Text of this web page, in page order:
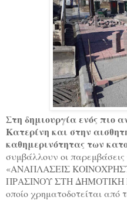
Στη δημιουργία ενός πιο
Κατερίνη και στην
καθημερινότητας των
συμβάλλουν οι
«ΑΝΑΠΛΑΣΕΙΣ
ΠΡΑΣΙΝΟΥ ΣΤΗ ΔΗΜΟΤΙΚΗ
οποίο χρηματοδοτείται από